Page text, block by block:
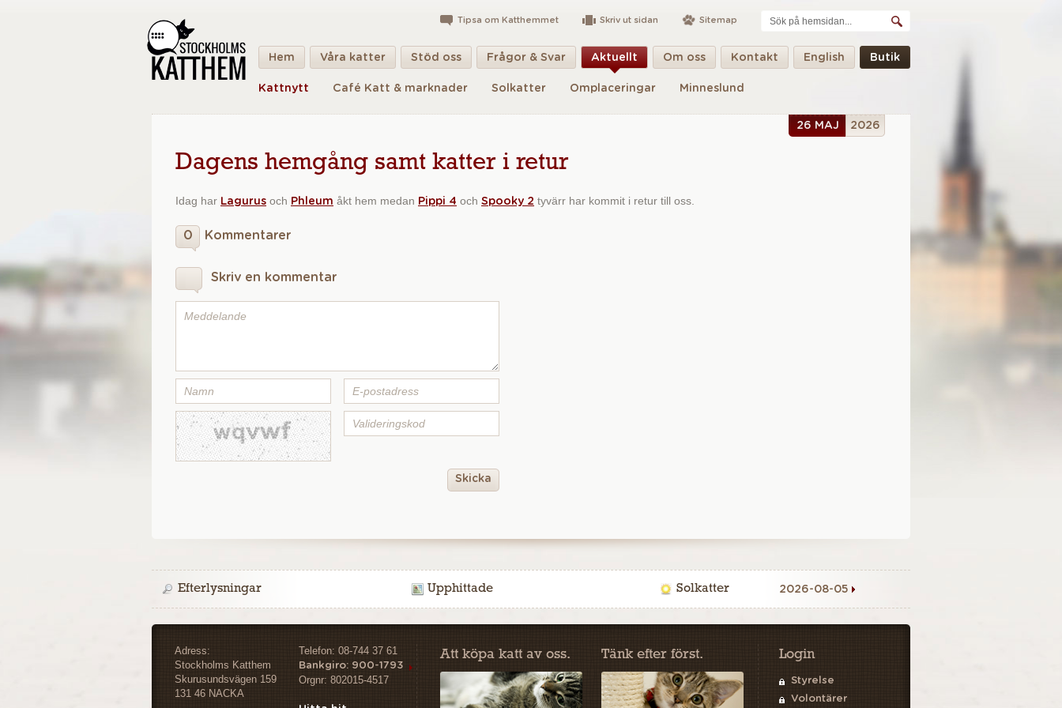
Tipsa om Katthemmet Skriv ut sidan Sitemap
Hem Våra katter Stöd oss Frågor & Svar Aktuellt Om oss Kontakt English Butik
Kattnytt Café Katt & marknader Solkatter Omplaceringar Minneslund
26 MAJ 2026
Dagens hemgång samt katter i retur
Idag har Lagurus och Phleum åkt hem medan Pippi 4 och Spooky 2 tyvärr har kommit i retur till oss.
0 Kommentarer
Skriv en kommentar
Skicka
Efterlysningar Upphittade Solkatter 2026-08-05
Adress:
Stockholms Katthem
Skurusundsvägen 159
131 46 NACKA
Telefon: 08-744 37 61
Bankgiro: 900-1793
Orgnr: 802015-4517
Att köpa katt av oss. Tänk efter först. Login
Styrelse
Volontärer